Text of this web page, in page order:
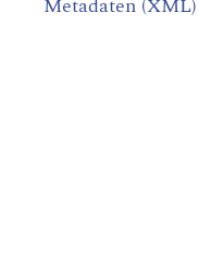
Metadaten (XML)